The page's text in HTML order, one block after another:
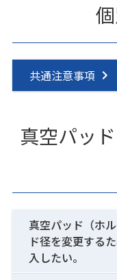
共通注意事項
真空パッ
真空パッド（ホ
ド径を変更する
入したい。